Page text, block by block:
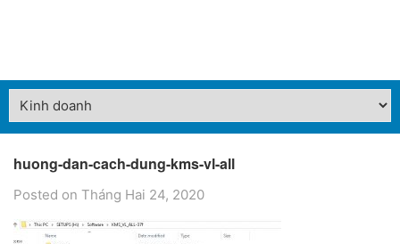
huong-dan-cach-dung-kms-vl-all
Posted on Tháng Hai 24, 2020